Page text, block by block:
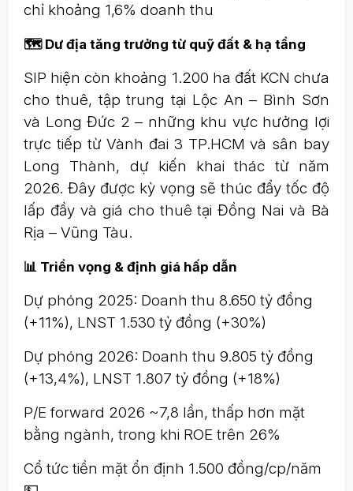
chỉ khoảng 1,6% doanh thu
🗺️ Dư địa tăng trưởng từ quỹ đất & hạ tầng
SIP hiện còn khoảng 1.200 ha đất KCN chưa
cho thuê, tập trung tại Lộc An – Bình Sơn
và Long Đức 2 – những khu vực hưởng lợi
trực tiếp từ Vành đai 3 TP.HCM và sân bay
Long Thành, dự kiến khai thác từ năm
2026. Đây được kỳ vọng sẽ thúc đẩy tốc độ
lấp đầy và giá cho thuê tại Đồng Nai và Bà
Rịa – Vũng Tàu.
📊 Triển vọng & định giá hấp dẫn
Dự phóng 2025: Doanh thu 8.650 tỷ đồng
(+11%), LNST 1.530 tỷ đồng (+30%)
Dự phóng 2026: Doanh thu 9.805 tỷ đồng
(+13,4%), LNST 1.807 tỷ đồng (+18%)
P/E forward 2026 ~7,8 lần, thấp hơn mặt
bằng ngành, trong khi ROE trên 26%
Cổ tức tiền mặt ổn định 1.500 đồng/cp/năm